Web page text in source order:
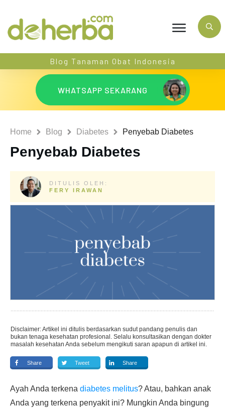
Blog Tanaman Obat Indonesia
WHATSAPP SEKARANG
Home Blog Diabetes Penyebab Diabetes
Penyebab Diabetes
DITULIS OLEH:
FERY IRAWAN
Disclaimer: Artikel ini ditulis berdasarkan sudut pandang penulis dan
bukan tenaga kesehatan profesional. Selalu konsultasikan dengan dokter
masalah kesehatan Anda sebelum mengikuti saran apapun di artikel ini.
Share Tweet Share
Ayah Anda terkena diabetes melitus? Atau, bahkan anak
Anda yang terkena penyakit ini? Mungkin Anda bingung